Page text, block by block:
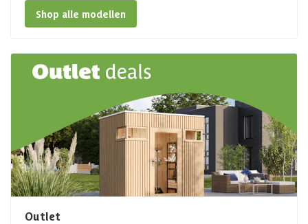
Shop alle modellen
Outlet